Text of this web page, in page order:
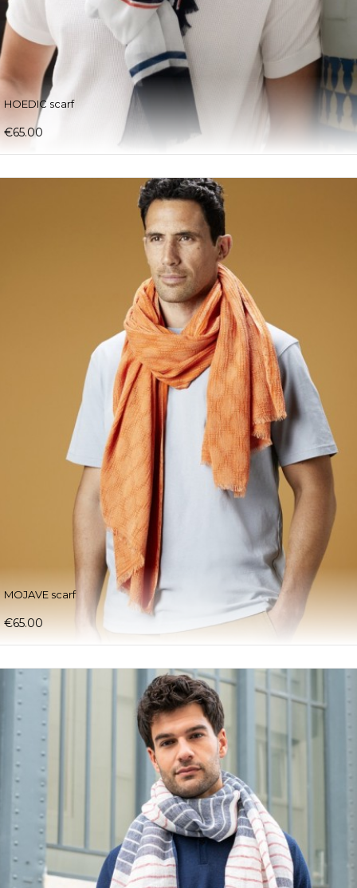
HOEDIC scarf
€65.00
MOJAVE scarf
€65.00